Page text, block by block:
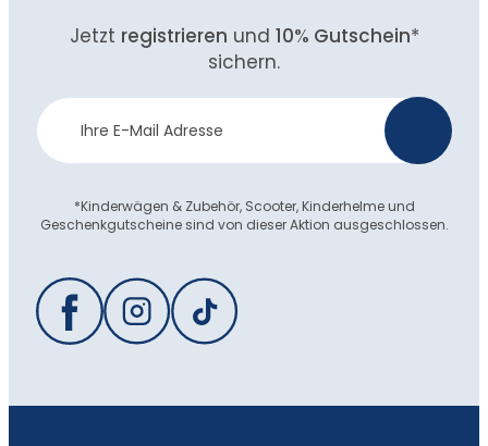
Jetzt registrieren und 10% Gutschein*
sichern.
Newsletter
Anmeldung
*Kinderwägen & Zubehör, Scooter, Kinderhelme und
Geschenkgutscheine sind von dieser Aktion ausgeschlossen.